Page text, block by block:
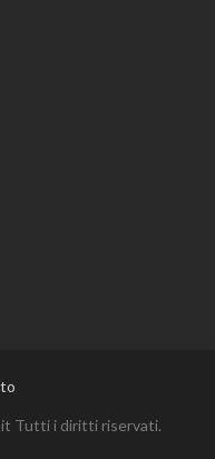
Tutti i diritti riservati.